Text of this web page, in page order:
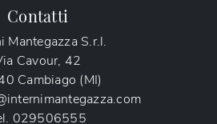
Contatti
Mantegazza S.r.l.
Cavour, 42
Cambiago (MI)
029506555